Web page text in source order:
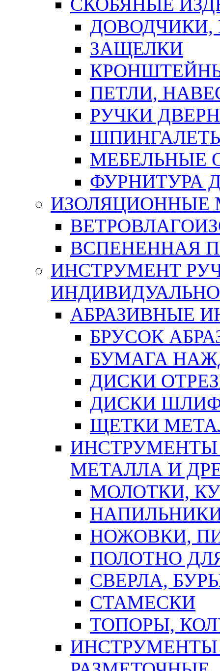
СКОБЯНЫЕ
ЗАЩЕЛКИ
ПЕТЛИ,
РУЧКИ
МЕБЕЛЬНЫЕ
ФУРНИТУРА
ИЗОЛЯЦИОННЫЕ
ВСПЕНЕННАЯ
ИНСТРУМЕНТ
АБРАЗИВНЫЕ
БРУСОК
БУМАГА
ДИСКИ
ДИСКИ
ЩЕТКИ
ИНСТРУМЕНТЫ
МЕТАЛЛА И
МОЛОТКИ,
НОЖОВКИ,
ПОЛОТНО
СВЕРЛА,
СТАМЕСКИ
ТОПОРЫ,
ИНСТРУМЕНТЫ